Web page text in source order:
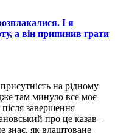
І я
а він припинив грати
на рідному
там минуло все моє
завершення
про це казав –
знає, як влаштоване